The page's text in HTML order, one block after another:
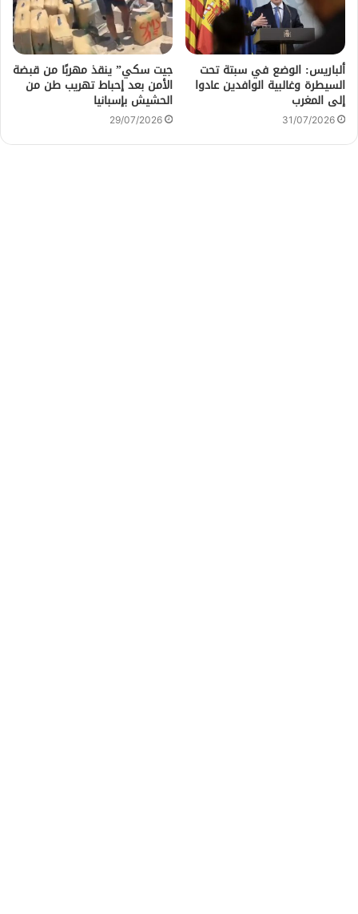
ألباريس: الوضع في سبتة تحت
السيطرة وغالبية الوافدين عادوا
إلى المغرب
31/07/2026
جيت سكي” ينقذ مهربًا من قبضة
الأمن بعد إحباط تهريب طن من
الحشيش بإسبانيا
29/07/2026